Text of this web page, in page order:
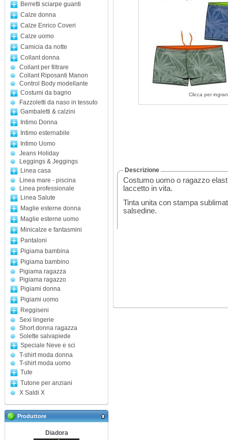
Berretti sciarpe guanti
Calze donna
Calze Enrico Coveri
Calze uomo
Camicia da notte
Collant donna
Collant per filtrare
Collant Riposanti Manon
Control Body modellante
Costumi da bagno
Fazzoletti da naso in tessuto
Gambaletti & calzini
Intimo Donna
Intimo esternabile
Intimo Uomo
Jeans Holiday
Leggings & Jeggings
Linea casa
Linea mare - piscina
Linea professionale
Linea Salute
Maglie esterne donna
Maglie esterne uomo
Minicalze e fantasmini
Pantaloni
Pigiama bambina
Pigiama bambino
Pigiama ragazza
Pigiama ragazzo
Pigiami donna
Pigiami uomo
Reggiseni
Sexi lingerie
Short donna ragazza
Solette salvapiede
Speciale Neve e sci
T-shirt moda donna
T-shirt moda uomo
Tute
Tutone per anziani
X Saldi X
Produttore
Diadora
Clicca per
Descrizione
Costumo uomo o ragazzo
laccetto in vita.
Tinta unita con stampa
salsedine.